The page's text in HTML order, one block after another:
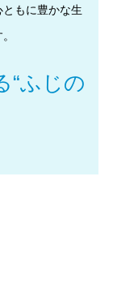
もに豊かな生
“ふじの